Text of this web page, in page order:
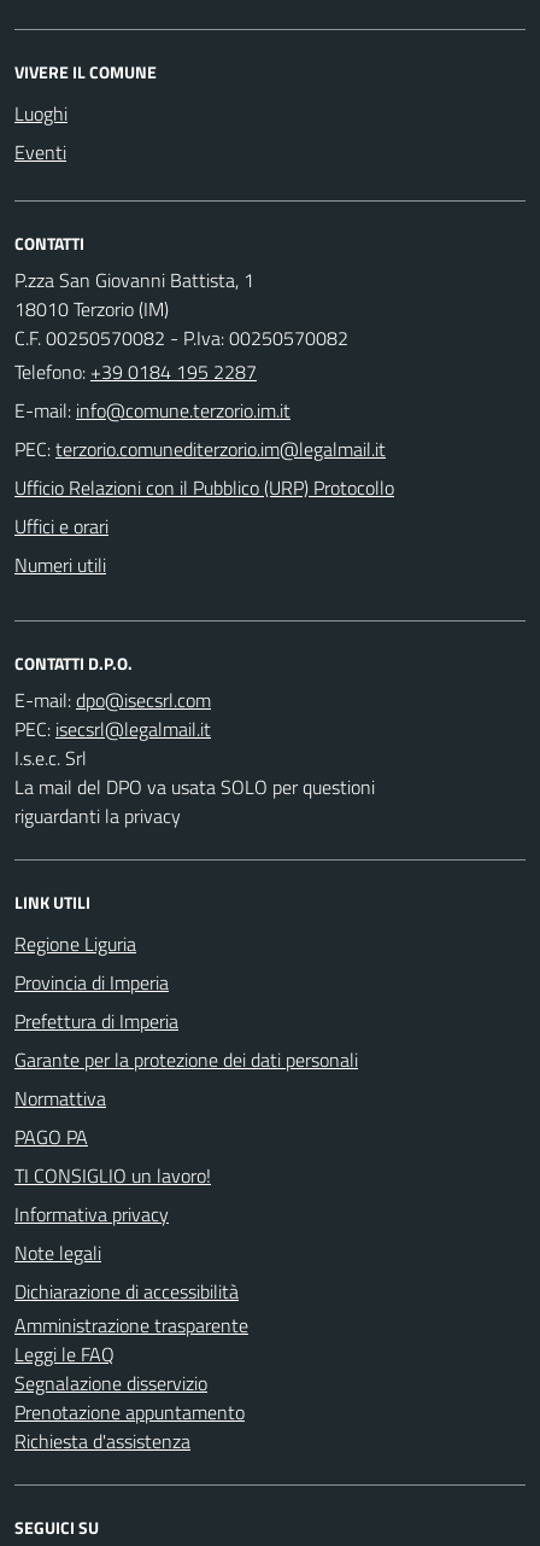
VIVERE IL COMUNE
Luoghi
Eventi
CONTATTI
P.zza San Giovanni Battista, 1
18010 Terzorio (IM)
C.F. 00250570082 - P.Iva: 00250570082
Telefono: +39 0184 195 2287
E-mail:
PEC:
Ufficio Relazioni con il Pubblico (URP) Protocollo
Uffici e orari
Numeri utili
CONTATTI D.P.O.
E-mail:
PEC:
I.s.e.c. Srl
La mail del DPO va usata SOLO per questioni
riguardanti la privacy
LINK UTILI
Regione Liguria
Provincia di Imperia
Prefettura di Imperia
Garante per la protezione dei dati personali
Normattiva
PAGO PA
TI CONSIGLIO un lavoro!
Informativa privacy
Note legali
Dichiarazione di accessibilità
Amministrazione trasparente
Leggi le FAQ
Segnalazione disservizio
Prenotazione appuntamento
Richiesta d'assistenza
SEGUICI SU